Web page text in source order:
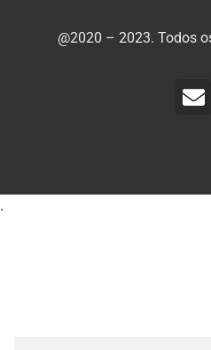
@2020 – 2023. Todos
.